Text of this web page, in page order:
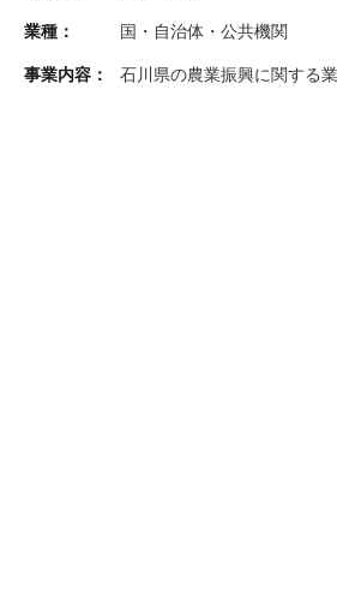
業種： 国・自治体・公共機関
事業内容： 石川県の農業振興に関する